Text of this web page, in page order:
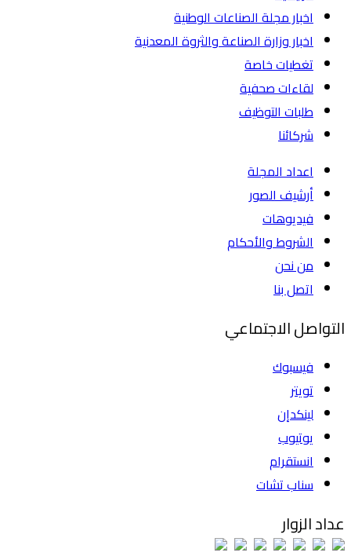
اخبار مجلة الصناعات الوطنية
اخبار وزارة الصناعة والثروة المعدنية
تغطيات خاصة
لقاءات صحفية
طلبات التوظيف
شركائنا
اعداد المجلة
أرشيف الصور
فيديوهات
الشروط والأحكام
من نحن
اتصل بنا
التواصل الاجتماعي
فيسبوك
تويتر
لينكدإن
يوتيوب
انستقرام
سناب تشات
عداد الزوار